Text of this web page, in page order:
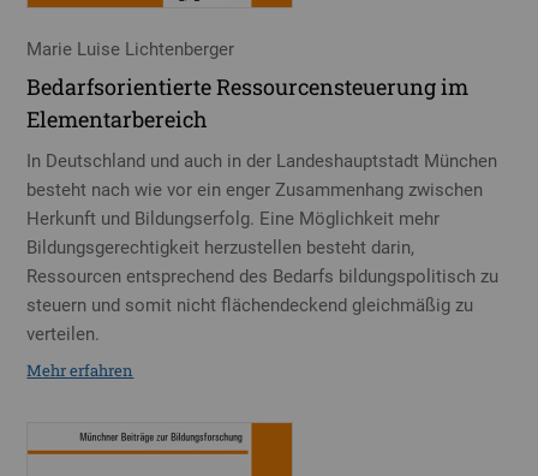
Marie Luise Lichtenberger
Bedarfsorientierte Ressourcensteuerung im
Elementarbereich
In Deutschland und auch in der Landeshauptstadt München
besteht nach wie vor ein enger Zusammenhang zwischen
Herkunft und Bildungserfolg. Eine Möglichkeit mehr
Bildungsgerechtigkeit herzustellen besteht darin,
Ressourcen entsprechend des Bedarfs bildungspolitisch zu
steuern und somit nicht flächendeckend gleichmäßig zu
verteilen.
Mehr erfahren